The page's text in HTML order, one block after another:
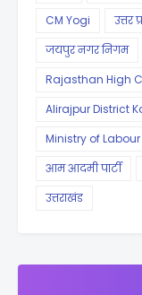
CM Yogi
उत्तर
जयपुर नगर निगम
Rajasthan High
Alirajpur District
Ministry of Labour
आम आदमी पार्टी
उत्तराखंड